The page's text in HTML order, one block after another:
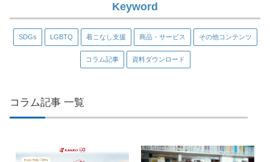
Keyword
SDGs LGBTQ 着こなし支援 商品・サービス その他コンテンツ
コラム記事 資料ダウンロード
コラム記事 一覧